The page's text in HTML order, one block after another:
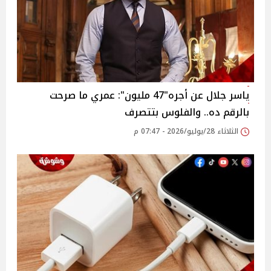
ياسر جلال عن أجره"47 مليون": عمري ما صرحت
بالرقم ده.. والفلوس بتتصرف
الثلاثاء 28/يوليو/2026 - 07:47 م